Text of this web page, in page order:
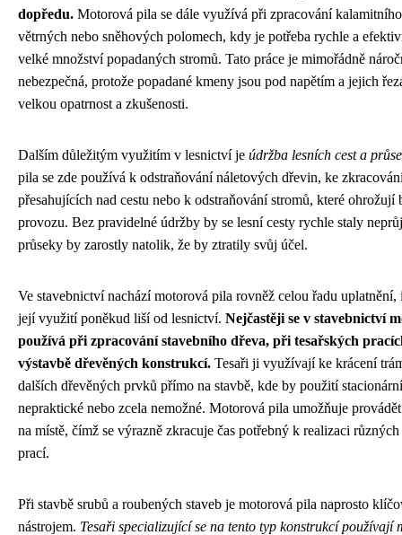
dopředu. Motorová pila se dále využívá při zpracování
větrných nebo sněhových polomech, kdy je potřeba rychle a
velké množství popadaných stromů. Tato práce je mimořádně
nebezpečná, protože popadané kmeny jsou pod napětím a jejich
velkou opatrnost a zkušenosti.
Dalším důležitým využitím v lesnictví je údržba lesních cest a
pila se zde používá k odstraňování náletových dřevin, ke
přesahujících nad cestu nebo k odstraňování stromů, které ohrožují
provozu. Bez pravidelné údržby by se lesní cesty rychle staly
průseky by zarostly natolik, že by ztratily svůj účel.
Ve stavebnictví nachází motorová pila rovněž celou řadu uplatnění,
její využití poněkud liší od lesnictví. Nejčastěji se v stavebnictví
používá při zpracování stavebního dřeva, při tesařských
výstavbě dřevěných konstrukcí. Tesaři ji využívají ke krácení
dalších dřevěných prvků přímo na stavbě, kde by použití
nepraktické nebo zcela nemožné. Motorová pila umožňuje
na místě, čímž se výrazně zkracuje čas potřebný k realizaci
prací.
Při stavbě srubů a roubených staveb je motorová pila naprosto
nástrojem. Tesaři specializující se na tento typ konstrukcí používají